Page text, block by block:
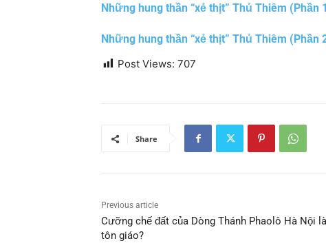
Những hung thần “xẻ thịt” Thủ Thiêm (Phần
Những hung thần “xẻ thịt” Thủ Thiêm (Phần
Post Views: 707
Share
Previous article
Cưỡng chế đất của Dòng Thánh Phaolô Hà Nội
tôn giáo?